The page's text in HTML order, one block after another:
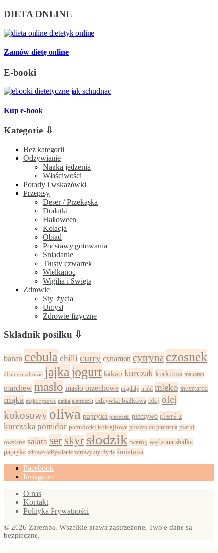
DIETA ONLINE
Zamów dietę online
E-booki
Kup e-book
Kategorie ⇩
Bez kategorii
Odżywianie
Nauka jedzenia
Właściwości
Porady i wskazówki
Przepisy
Deser / Przekąska
Dodatki
Halloween
Kolacja
Obiad
Podstawy gotowania
Śniadanie
Tłusty czwartek
Wielkanoc
Wigilia i Święta
Zdrowie
Styl życia
Umysł
Zdrowie fizyczne
Składnik posiłku ⇩
banan cebula chilli curry cynamon cytryna czosnek
dbanie o zdrowie jajka jogurt kakao kurczak kurkuma makaron
marchew masło masło orzechowe migdały miód mleko musztarda
mąka mąka ryżowa natka pietruszki odżywka białkowa olej olej
kokosowy oliwa papryka pieczarki pieczywo pierś z
kurczaka pomidor pomidorki koktajlowe proszek do pieczenia płatki
owsiane sałata ser skyr słodzik twaróg wędzona słodka
papryka zdrowe odżywianie zdrowy styl życia śmietana
Facebook
Instagram
O nas
Kontakt
Polityka Prywatności
© 2026 Zaremba. Wszelkie prawa zastrzeżone. Twoje dane są
bezpieczne.